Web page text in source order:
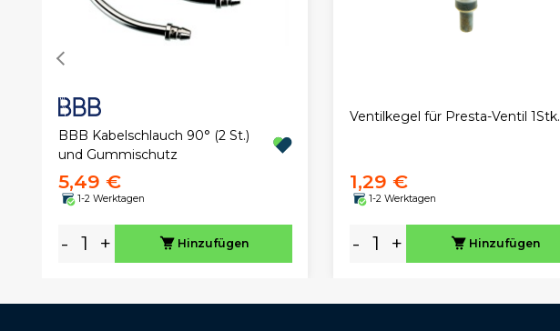
BBB Kabelschlauch 90° (2 St.)
und Gummischutz
5,49 €
1-2 Werktagen
- + Hinzufügen
Ventilkegel für Presta-Ventil 1Stk.
1,29 €
1-2 Werktagen
- + Hinzufügen